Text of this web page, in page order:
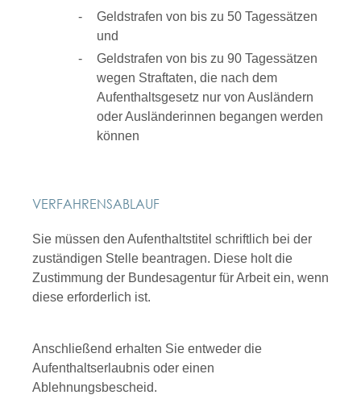
Geldstrafen von bis zu 50 Tagessätzen
und
Geldstrafen von bis zu 90 Tagessätzen
wegen Straftaten, die nach dem
Aufenthaltsgesetz nur von Ausländern
oder Ausländerinnen begangen werden
können
VERFAHRENSABLAUF
Sie müssen den Aufenthaltstitel schriftlich bei der
zuständigen Stelle beantragen. Diese holt die
Zustimmung der Bundesagentur für Arbeit ein, wenn
diese erforderlich ist.
Anschließend erhalten Sie entweder die
Aufenthaltserlaubnis oder einen
Ablehnungsbescheid.